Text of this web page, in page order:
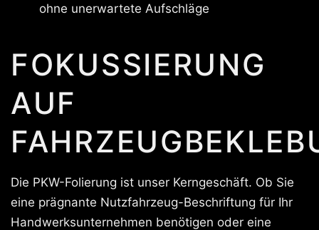
ohne unerwartete Aufschläge
FOKUSSIERUNG
AUF
Die PKW-Folierung ist unser Kerngeschäft. Ob Sie
eine prägnante Nutzfahrzeug-Beschriftung für Ihr
Handwerksunternehmen benötigen oder eine